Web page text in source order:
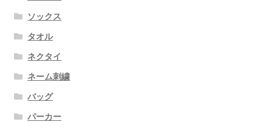
ソックス
タオル
ネクタイ
ネーム刺繍
バッグ
パーカー